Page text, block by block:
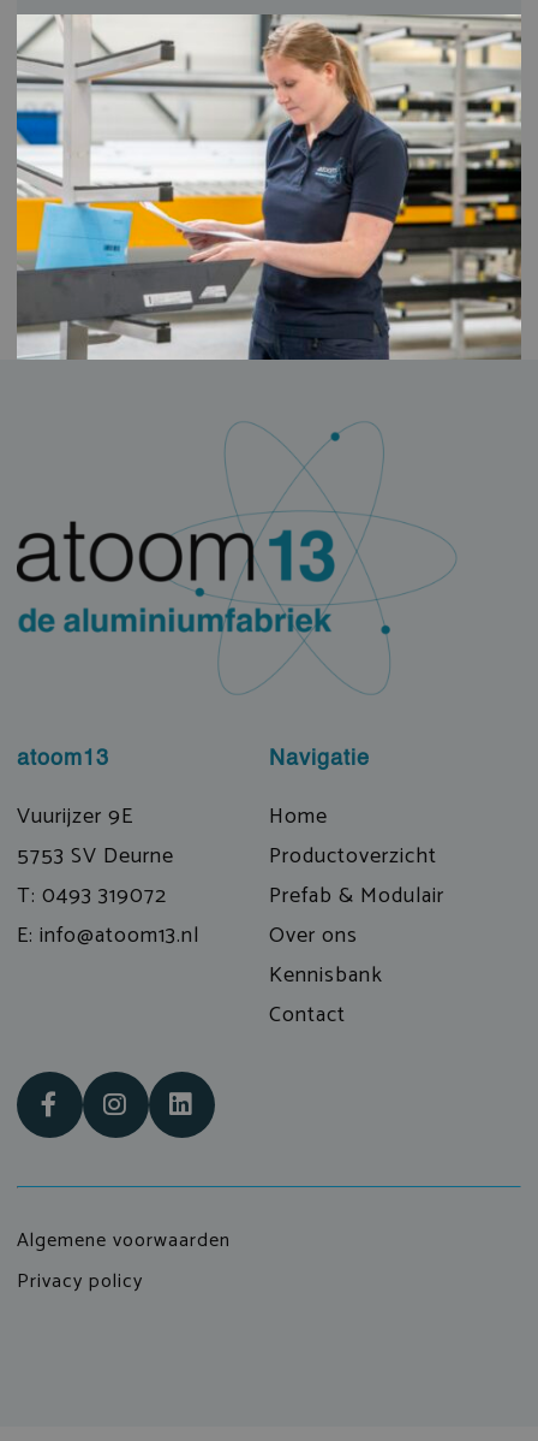
atoom13
Vuurijzer 9E
5753 SV Deurne
T: 0493 319072
E: info@atoom13.nl
Navigatie
Home
Productoverzicht
Prefab & Modulair
Over ons
Kennisbank
Contact
Algemene voorwaarden
Privacy policy